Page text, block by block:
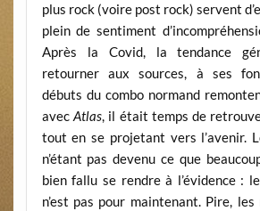
plus rock (voire post rock) servent
plein de sentiment
Après la Covid, la tendance
retourner aux sources, à ses
débuts du combo normand
avec Atlas, il était temps de
tout en se projetant vers l’avenir.
n’étant pas devenu ce que
bien fallu se rendre à l’évidence :
n’est pas pour maintenant. Pire,